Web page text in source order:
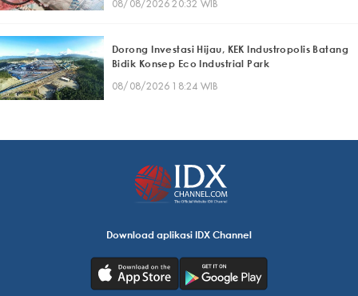
08/08/2026 20:32 WIB
Dorong Investasi Hijau, KEK Industropolis Batang
Bidik Konsep Eco Industrial Park
08/08/2026 18:24 WIB
Download aplikasi IDX Channel